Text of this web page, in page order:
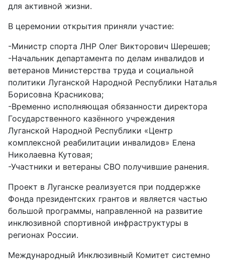
для активной жизни.
В церемонии открытия приняли участие:
-Министр спорта ЛНР Олег Викторович Шерешев;
-Начальник департамента по делам инвалидов и
ветеранов Министерства труда и социальной
политики Луганской Народной Республики Наталья
Борисовна Красникова;
-Временно исполняющая обязанности директора
Государственного казённого учреждения
Луганской Народной Республики «Центр
комплексной реабилитации инвалидов» Елена
Николаевна Кутовая;
-Участники и ветераны СВО получившие ранения.
Проект в Луганске реализуется при поддержке
Фонда президентских грантов и является частью
большой программы, направленной на развитие
инклюзивной спортивной инфраструктуры в
регионах России.
Международный Инклюзивный Комитет системно